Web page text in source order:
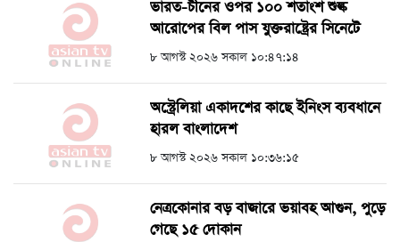
ভারত-চীনের ওপর ১০০ শতাংশ শুল্ক
আরোপের বিল পাস যুক্তরাষ্ট্রের সিনেটে
৮ আগস্ট ২০২৬ সকাল ১০:৪৭:১৪
অস্ট্রেলিয়া একাদশের কাছে ইনিংস ব্যবধানে
হারল বাংলাদেশ
৮ আগস্ট ২০২৬ সকাল ১০:৩৬:১৫
নেত্রকোনার বড় বাজারে ভয়াবহ আগুন, পুড়ে
গেছে ১৫ দোকান